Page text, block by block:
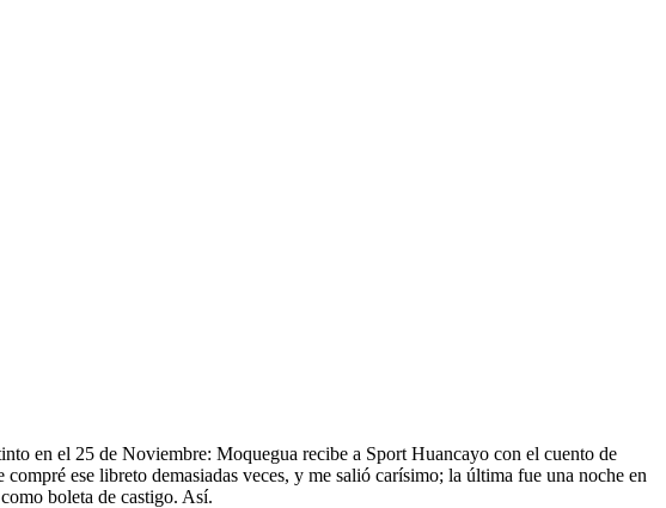
en el 25 de Noviembre: Moquegua recibe a Sport Huancayo con el cuento de
ese libreto demasiadas veces, y me salió carísimo; la última fue una noche en
boleta de castigo. Así.